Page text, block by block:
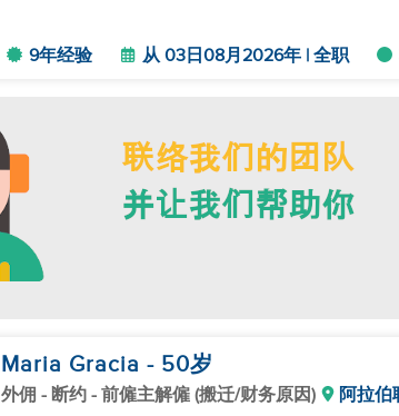
9年经验 从 03日08月2026年 | 全职
Maria Gracia - 50岁
外佣 - 断约 - 前僱主解僱 (搬迁/财务原因) 阿拉伯